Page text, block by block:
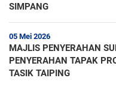
SIMPANG
05 Mei 2026
MAJLIS PENYERAHAN
PENYERAHAN TAPAK
TASIK TAIPING